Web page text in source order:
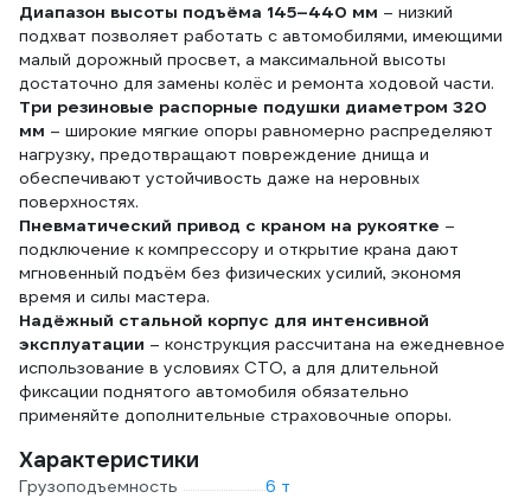
Диапазон высоты подъёма 145–440 мм – низкий
подхват позволяет работать с автомобилями, имеющими
малый дорожный просвет, а максимальной высоты
достаточно для замены колёс и ремонта ходовой части.
Три резиновые распорные подушки диаметром 320
мм – широкие мягкие опоры равномерно распределяют
нагрузку, предотвращают повреждение днища и
обеспечивают устойчивость даже на неровных
поверхностях.
Пневматический привод с краном на рукоятке –
подключение к компрессору и открытие крана дают
мгновенный подъём без физических усилий, экономя
время и силы мастера.
Надёжный стальной корпус для интенсивной
эксплуатации – конструкция рассчитана на ежедневное
использование в условиях СТО, а для длительной
фиксации поднятого автомобиля обязательно
применяйте дополнительные страховочные опоры.
Характеристики
Грузоподъемность
6 т